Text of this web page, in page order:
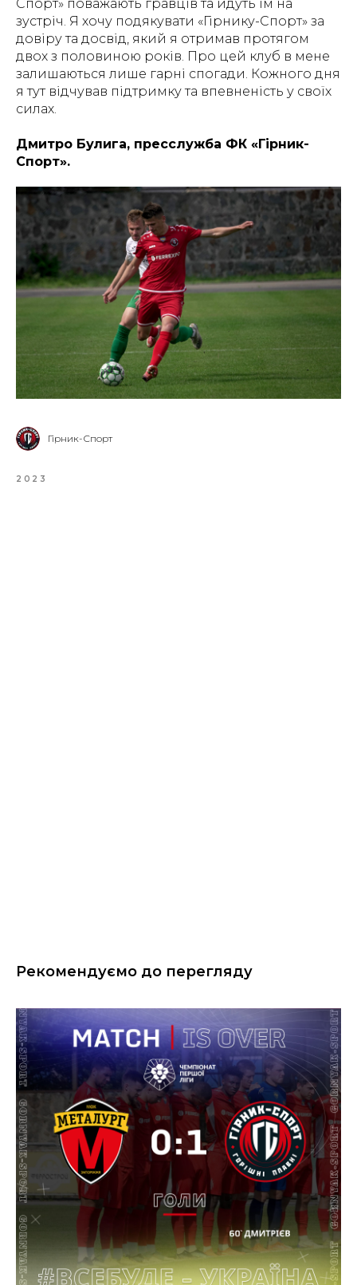
Спорт» поважають гравців та йдуть їм на
зустріч. Я хочу подякувати «Гірнику-Спорт» за
довіру та досвід, який я отримав протягом
двох з половиною років. Про цей клуб в мене
залишаються лише гарні спогади. Кожного дня
я тут відчував підтримку та впевненість у своїх
силах.
Дмитро Булига, пресслужба ФК «Гірник-
Спорт».
Гірник-Спорт
2023
Рекомендуємо до перегляду